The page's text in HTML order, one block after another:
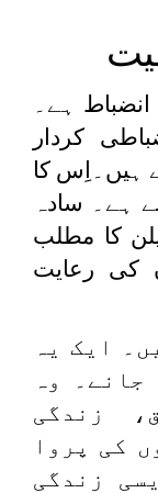
ہے۔
کردار
ہیں۔اِس کا
ہے۔ سادہ
کا مطلب
کی رعایت
ایک یہ
وہ
زندگی
کی پروا
زندگی